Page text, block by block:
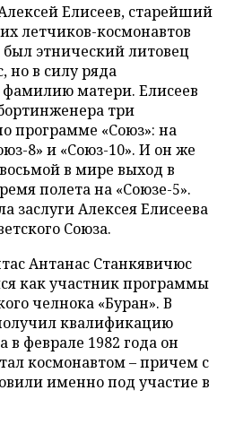
Елисеев, старейший
летчиков-космонавтов
этнический литовец
но в силу ряда
фамилию матери. Елисеев
три
программе «Союз»: на
8» и «Союз-10». И он же
в мире выход в
полета на «Союзе-5».
заслуги Алексея Елисеева
Союза.
Антанас Станкявичюс
как участник программы
челнока «Буран». В
квалификацию
в феврале 1982 года он
космонавтом – причем с
именно под участие в